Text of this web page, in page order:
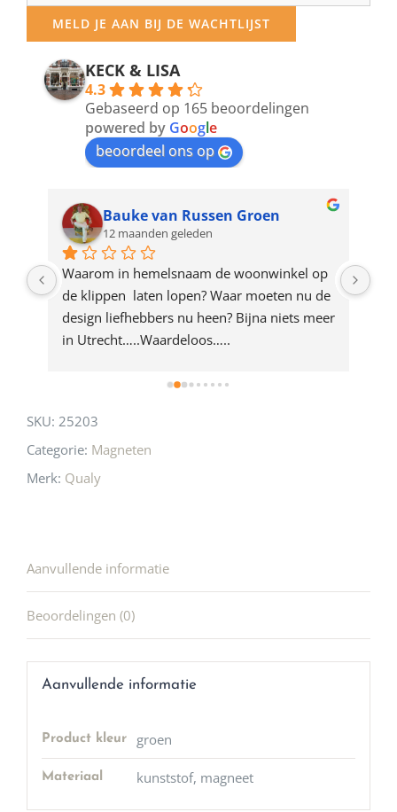
your
email
address
product
MELD JE AAN BIJ DE WACHTLIJST
KECK & LISA
4.3
Gebaseerd op 165 beoordelingen
powered by Google
beoordeel ons op
Bauke van Russen Groen
12 maanden geleden
Waarom in hemelsnaam de woonwinkel op
de klippen  laten lopen? Waar moeten nu de
design liefhebbers nu heen? Bijna niets meer
in Utrecht…..Waardeloos…..
SKU: 25203
Categorie: Magneten
Merk: Qualy
Aanvullende informatie
Beoordelingen (0)
Aanvullende informatie
Product kleur groen
Materiaal kunststof, magneet